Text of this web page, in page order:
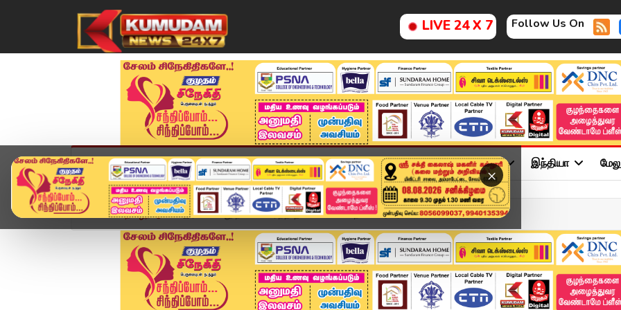
LIVE 24 X 7 Follow Us On
×
முகப்பு விளையாட்டு அண்மை தமிழ்நாடு சினிமா அரசியல் விளையாட்டு இந்தியா
Home தமிழ்நாடு இரண்டாவது நாளாக சரிந்த தங்கம் விலை.. நகை பிரியர...